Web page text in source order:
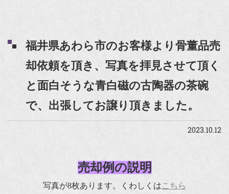
福井県あわら市のお客様より骨董品売
却依頼を頂き、写真を拝見させて頂く
と面白そうな青白磁の古陶器の茶碗
で、出張してお譲り頂きました。
2023.10.12
売却例の説明
写真が8枚あります。くわしくはこちら